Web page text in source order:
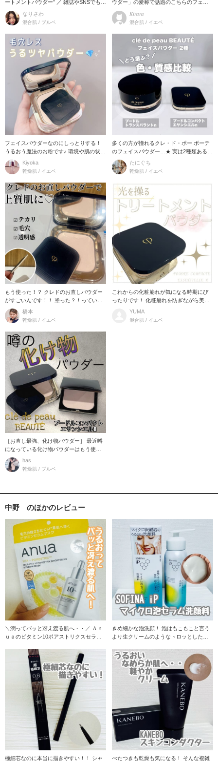
ートメントパウダー” ／ 雑誌やSNSでも多
く
なりさわ
混合肌 / ブルベ
ウダー」の愛称で話題のこちらのフェイ
スパウダー！
𝐾𝑖𝑟𝑎𝑟𝑎
混合肌 / イエベ
フェイスパウダーなのにしっとりする！
うるおう魔法のお粉です♪ 環境や肌の状態
を感知して
Kiyoka
乾燥肌 / イエベ
多くの方が憧れるクレ・ド・ポー ボーテ
のフェイスパウダー…★ 実は2種類あるん
です！ そ
たにぐち
乾燥肌 / イエベ
もう使った！？ クレドのお直しパウダー
がすごいんです！！ 塗った？！っていう
ぐらい自然な
橋本
乾燥肌 / イエベ
これからの化粧崩れが気になる時期にぴ
ったりです！ 化粧崩れを防ぎながら美し
い仕上がりが長時
YUMA
混合肌 / イエベ
［お直し最強、化け物パウダー］ 最近噂
になっている化け物パウダーはもう使っ
てみましたか？
has
乾燥肌 / ブルベ
中野 のほかのレビュー
＼潤ってパッと冴え渡る肌へ・・／ Ａｎ
ｕａのビタミン10ポアストリクスセラム
きめ細かな泡洗顔！ 泡はもこもこと言う
より生クリームのようなトロッとした
極細芯なのに本当に描きやすい！！ シャ
べたつきも乾燥も気になる！ そんな複雑